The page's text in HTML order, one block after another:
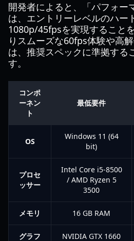
開発者によると、「パフォー
は、エントリーレベルのハー
1080p/45fpsを実現すること
りスムーズな60fps体験や高
は、推奨スペックに準拠する
す。
コンポ
ーネン
ト
最低要件
OS
Windows 11 (64
bit)
プロセ
ッサー
Intel Core i5-8500
/ AMD Ryzen 5
3500
メモリ 16 GB RAM
グラフ NVIDIA GTX 1660